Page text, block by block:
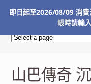
山巴傳奇
即日起至2026/08/09 消
帳時請輸